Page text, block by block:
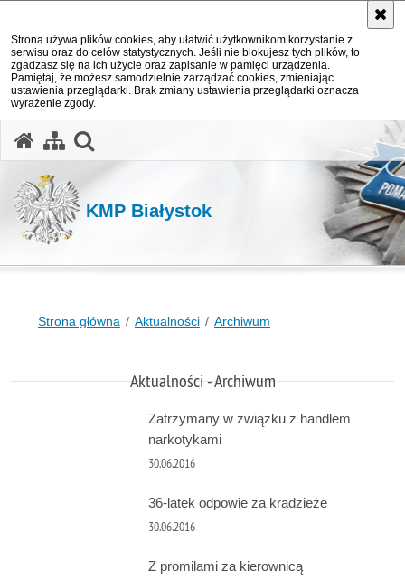
Strona używa plików cookies, aby ułatwić użytkownikom korzystanie z
serwisu oraz do celów statystycznych. Jeśli nie blokujesz tych plików, to
zgadzasz się na ich użycie oraz zapisanie w pamięci urządzenia.
Pamiętaj, że możesz samodzielnie zarządzać cookies, zmieniając
ustawienia przeglądarki. Brak zmiany ustawienia przeglądarki oznacza
wyrażenie zgody.
KMP Białystok
Strona główna Aktualności Archiwum
Aktualności - Archiwum
Zatrzymany w związku z handlem
narkotykami
30.06.2016
36-latek odpowie za kradzieże
30.06.2016
Z promilami za kierownicą